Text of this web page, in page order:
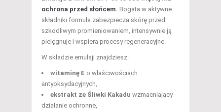
ochrona przed słońcem. Bogata w aktywne
składniki formuła zabezpiecza skórę przed
szkodliwym promieniowaniem, intensywnie ją
pielęgnuje i wspiera procesy regeneracyjne.
W składzie emulsji znajdziesz:
witaminę E o właściwościach
antyoksydacyjnych,
ekstrakt ze Śliwki Kakadu wzmacniający
działanie ochronne,